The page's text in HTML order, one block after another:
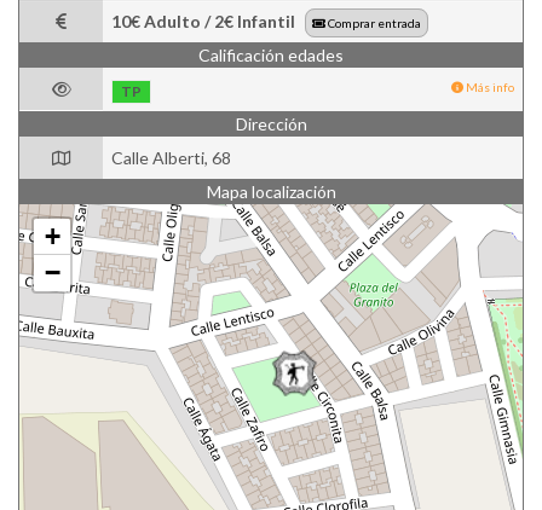
10€ Adulto / 2€ Infantil
Comprar entrada
Calificación edades
TP Más info
Dirección
Calle Alberti, 68
Mapa localización
+
−